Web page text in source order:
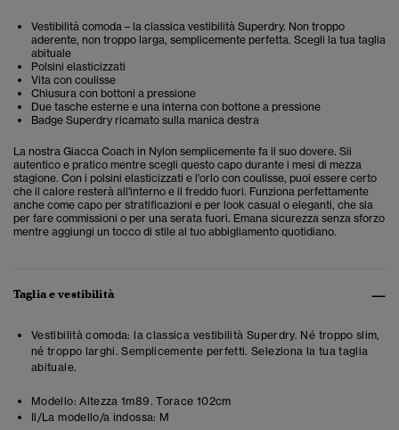
Vestibilità comoda – la classica vestibilità Superdry. Non troppo
aderente, non troppo larga, semplicemente perfetta. Scegli la tua taglia
abituale
Polsini elasticizzati
Vita con coulisse
Chiusura con bottoni a pressione
Due tasche esterne e una interna con bottone a pressione
Badge Superdry ricamato sulla manica destra
La nostra Giacca Coach in Nylon semplicemente fa il suo dovere. Sii
autentico e pratico mentre scegli questo capo durante i mesi di mezza
stagione. Con i polsini elasticizzati e l'orlo con coulisse, puoi essere certo
che il calore resterà all'interno e il freddo fuori. Funziona perfettamente
anche come capo per stratificazioni e per look casual o eleganti, che sia
per fare commissioni o per una serata fuori. Emana sicurezza senza sforzo
mentre aggiungi un tocco di stile al tuo abbigliamento quotidiano.
Taglia e vestibilità
Vestibilità comoda: la classica vestibilità Superdry. Né troppo slim,
né troppo larghi. Semplicemente perfetti. Seleziona la tua taglia
abituale.
Modello: Altezza 1m89. Torace 102cm
Il/La modello/a indossa: M